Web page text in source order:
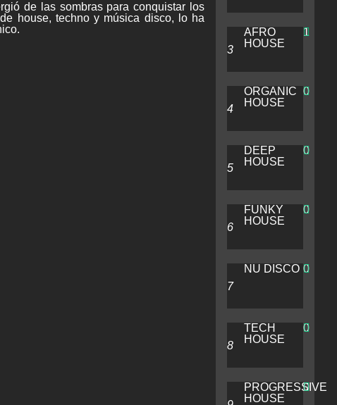
de las sombras para conquistar los
house, techno y música disco, lo ha
AFRO
HOUSE
1
ORGANIC
HOUSE
0
DEEP
HOUSE
0
FUNKY
HOUSE
0
NU DISCO 0
TECH
HOUSE
0
PROGRESSIVE
HOUSE
0